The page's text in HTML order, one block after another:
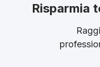
Risparmia